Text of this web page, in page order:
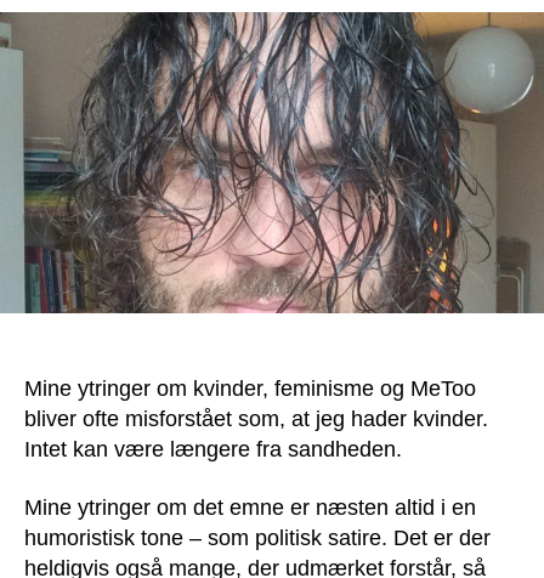
kvinder!
Men
ikke
våbengørelsen
af
dem
Mine ytringer om kvinder, feminisme og MeToo
bliver ofte misforstået som, at jeg hader kvinder.
Intet kan være længere fra sandheden.
Mine ytringer om det emne er næsten altid i en
humoristisk tone – som politisk satire. Det er der
heldigvis også mange, der udmærket forstår, så